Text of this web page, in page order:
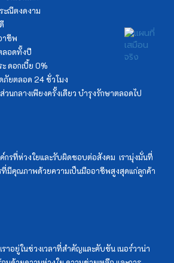
ฮวงจุ้ย
นำความรู้เรื่องฮวงจุ้ยมาจากไหน
ในการหาพื้นที่ฮวงซุ้ย
ะณีตงดงาม
าชีพ
ลอดทั้งปี
ดอกเบี้ย 0%
ภัยตลอด 24 ชั่วโมง
วนกลางเพียงครั้งเดียว บำรุงรักษาตลอดไป
ค์กรที่ห่วงใยและรับผิดชอบต่อสังคม เรามุ่งมั่นที่
ที่มีคุณภาพด้วยความเป็นมืออาชีพสูงสุดแก่ลูกค้า
าอยู่ในช่วงเวลาที่สำคัญและคับขัน เนอร์วาน่า